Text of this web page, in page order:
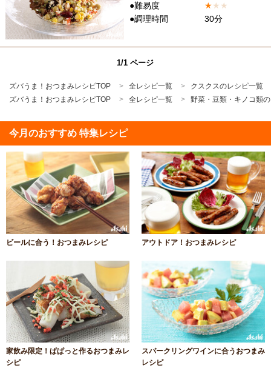
●難易度
★★ ★
●調理時間
30分
1/1 ページ
ズバうま！おつまみレシピTOP 全レシピ一覧
クスクスのレシピ一覧
ズバうま！おつまみレシピTOP
全レシピ一覧 野菜・豆類・キノコ類
今月のおすすめ 特集レシピ
ビールに合う！おつまみレシピ アウトドア！おつまみレシピ
家飲み限定！ぱぱっと作るおつまみレ
シピ
スパークリングワインに合うおつまみ
レシピ